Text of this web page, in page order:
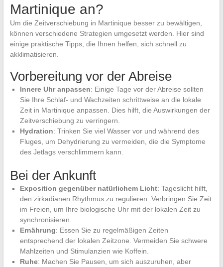
Martinique an?
Um die Zeitverschiebung in Martinique besser zu bewältigen,
können verschiedene Strategien umgesetzt werden. Hier sind
einige praktische Tipps, die Ihnen helfen, sich schnell zu
akklimatisieren.
Vorbereitung vor der Abreise
Innere Uhr anpassen: Einige Tage vor der Abreise sollten
Sie Ihre Schlaf- und Wachzeiten schrittweise an die lokale
Zeit in Martinique anpassen. Dies hilft, die Auswirkungen der
Zeitverschiebung zu verringern.
Hydration: Trinken Sie viel Wasser vor und während des
Fluges, um Dehydrierung zu vermeiden, die die Symptome
des Jetlags verschlimmern kann.
Bei der Ankunft
Exposition gegenüber natürlichem Licht: Tageslicht hilft,
den zirkadianen Rhythmus zu regulieren. Verbringen Sie Zeit
im Freien, um Ihre biologische Uhr mit der lokalen Zeit zu
synchronisieren.
Ernährung: Essen Sie zu regelmäßigen Zeiten
entsprechend der lokalen Zeitzone. Vermeiden Sie schwere
Mahlzeiten und Stimulanzien wie Koffein.
Ruhe: Machen Sie Pausen, um sich auszuruhen, aber